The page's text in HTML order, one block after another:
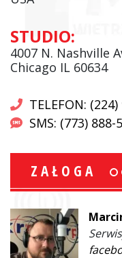
STUDIO:
4007 N. Nashville
Chicago IL 60634
TELEFON:
SMS: (773) 888-
ZAŁOGA